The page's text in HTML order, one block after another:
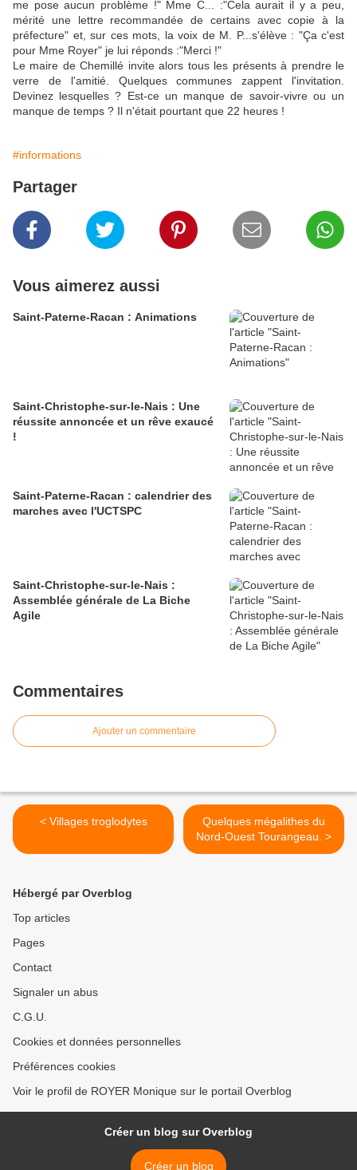
me pose aucun problème !" Mme C... :"Cela aurait il y a peu,
mérité une lettre recommandée de certains avec copie à la
préfecture" et, sur ces mots, la voix de M. P...s'élève : "Ça c'est
pour Mme Royer" je lui réponds :"Merci !"
Le maire de Chemillé invite alors tous les présents à prendre le
verre de l'amitié. Quelques communes zappent l'invitation.
Devinez lesquelles ? Est-ce un manque de savoir-vivre ou un
manque de temps ? Il n'était pourtant que 22 heures !
#informations
Partager
Vous aimerez aussi
Saint-Paterne-Racan : Animations
Saint-Christophe-sur-le-Nais : Une
réussite annoncée et un rêve exaucé
!
Saint-Paterne-Racan : calendrier des
marches avec l'UCTSPC
Saint-Christophe-sur-le-Nais :
Assemblée générale de La Biche
Agile
Commentaires
Ajouter un commentaire
< Villages troglodytes
Quelques mégalithes du
Nord-Ouest Tourangeau. >
Hébergé par Overblog
Top articles
Pages
Contact
Signaler un abus
C.G.U.
Cookies et données personnelles
Préférences cookies
Voir le profil de ROYER Monique sur le portail Overblog
Créer un blog sur Overblog
Créer un blog